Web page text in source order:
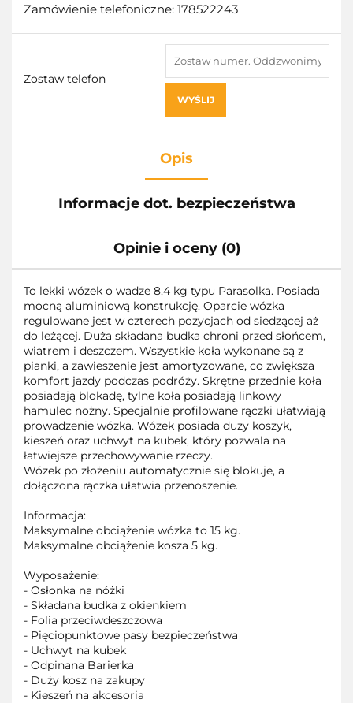
Zamówienie telefoniczne: 178522243
Zostaw telefon
WYŚLIJ
Opis
Informacje dot. bezpieczeństwa
Opinie i oceny (0)
To lekki wózek o wadze 8,4 kg typu Parasolka. Posiada
mocną aluminiową konstrukcję. Oparcie wózka
regulowane jest w czterech pozycjach od siedzącej aż
do leżącej. Duża składana budka chroni przed słońcem,
wiatrem i deszczem. Wszystkie koła wykonane są z
pianki, a zawieszenie jest amortyzowane, co zwiększa
komfort jazdy podczas podróży. Skrętne przednie koła
posiadają blokadę, tylne koła posiadają linkowy
hamulec nożny. Specjalnie profilowane rączki ułatwiają
prowadzenie wózka. Wózek posiada duży koszyk,
kieszeń oraz uchwyt na kubek, który pozwala na
łatwiejsze przechowywanie rzeczy.
Wózek po złożeniu automatycznie się blokuje, a
dołączona rączka ułatwia przenoszenie.
Informacja:
Maksymalne obciążenie wózka to 15 kg.
Maksymalne obciążenie kosza 5 kg.
Wyposażenie:
- Osłonka na nóżki
- Składana budka z okienkiem
- Folia przeciwdeszczowa
- Pięciopunktowe pasy bezpieczeństwa
- Uchwyt na kubek
- Odpinana Barierka
- Duży kosz na zakupy
- Kieszeń na akcesoria